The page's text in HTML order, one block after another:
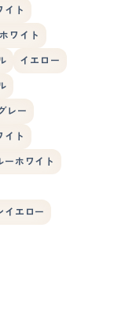
イト
ワイト
イエロー
レー
イト
ーホワイト
イエロー